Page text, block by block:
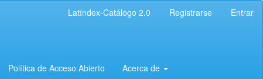
Latíndex-Catálogo 2.0 Registrarse Entrar
Política de Acceso Abierto Acerca de